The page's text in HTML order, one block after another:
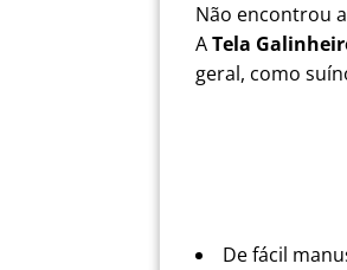
Não encontrou
ATela
geral, como
De fácil